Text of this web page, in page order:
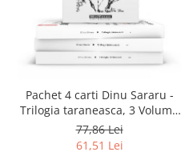
Pachet 4 carti Dinu Sararu -
Trilogia taraneasca, 3 Volume
+ Am onoarea, domnule
colonel!
77,86 Lei
61,51 Lei